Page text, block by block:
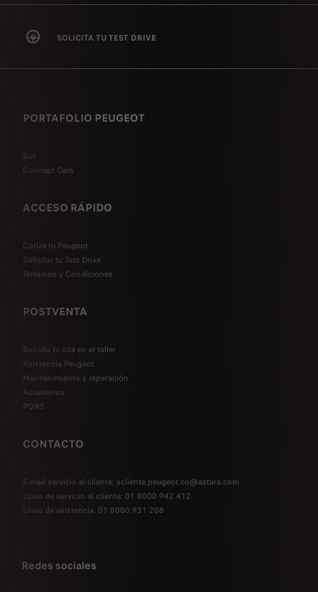
SOLICITA TU TEST DRIVE
PORTAFOLIO PEUGEOT
Suv
Concept Cars
ACCESO RÁPIDO
Cotiza tu Peugeot
Solicitar tu Test Drive
Términos y Condiciones
POSTVENTA
Solicita tu cita en el taller
Asistencia Peugeot
Mantenimiento y reparación
Accesorios
PQRS
CONTACTO
E-mail servicio al cliente: scliente.peugeot.co@astara.com
Línea de servicio al cliente: 01 8000 942 412
Línea de asistencia: 01 8000 931 208
Redes sociales